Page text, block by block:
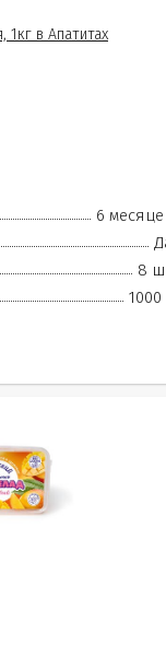
6
8
1000